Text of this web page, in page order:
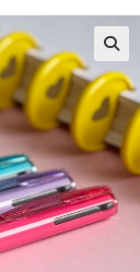
🔍